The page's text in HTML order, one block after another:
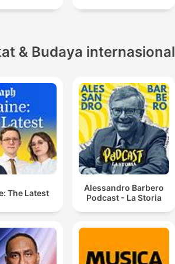
& Budaya internasional
The Latest
Alessandro Barbero
Podcast - La Storia